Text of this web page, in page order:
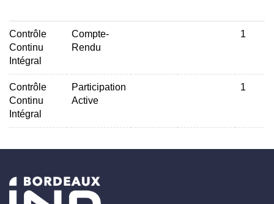
Contrôle
Continu
Intégral
Compte-
Rendu
1
Contrôle
Continu
Intégral
Participation
Active
1